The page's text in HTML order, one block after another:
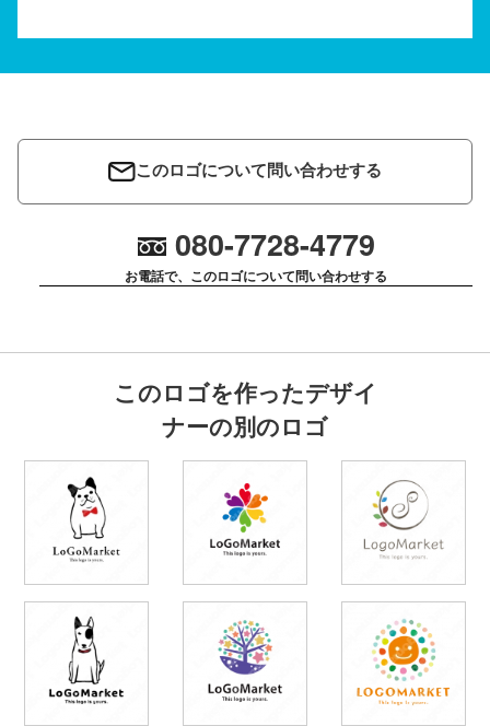
このロゴについて問い合わせする
080-7728-4779
お電話で、このロゴについて問い合わせする
このロゴを作ったデザイ
ナーの別のロゴ